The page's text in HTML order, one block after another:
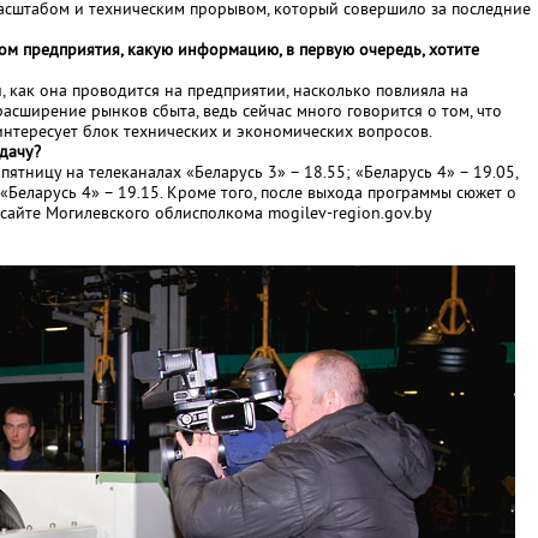
и техническим прорывом, который совершило за последние
предприятия, какую информацию, в первую очередь, хотите
она проводится на предприятии, насколько повлияла на
рынков сбыта, ведь сейчас много говорится о том, что
блок технических и экономических вопросов.
на телеканалах «Беларусь 3» – 18.55; «Беларусь 4» – 19.05,
4» – 19.15. Кроме того, после выхода программы сюжет о
Могилевского облисполкома mogilev-region.gov.by